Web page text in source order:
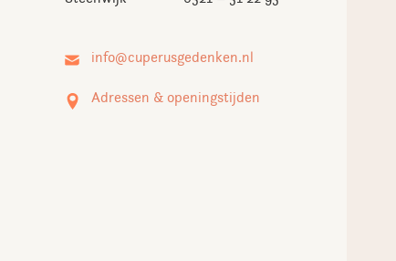
Adressen & openingstijden